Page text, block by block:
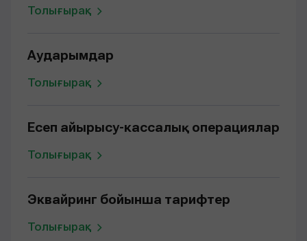
Толығырақ
Аударымдар
Толығырақ
Есеп айырысу-кассалық операциялар
Толығырақ
Эквайринг бойынша тарифтер
Толығырақ